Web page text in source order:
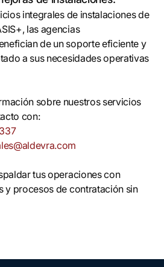
integrales de instalaciones de
las agencias
de un soporte eficiente y
a sus necesidades operativas
sobre nuestros servicios
con:
tus operaciones con
y procesos de contratación sin